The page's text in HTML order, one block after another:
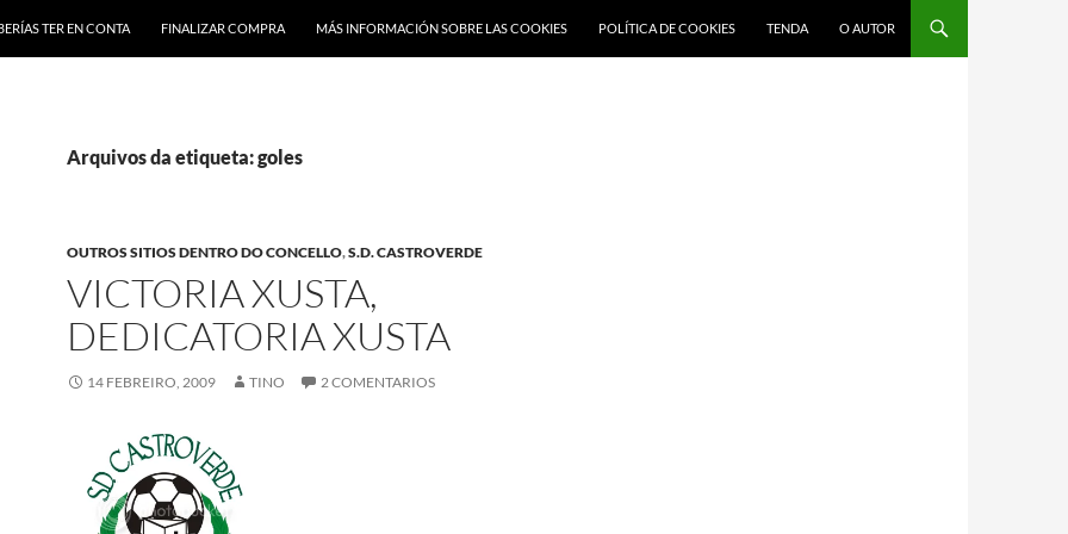
TER EN CONTA FINALIZAR COMPRA MÁS INFORMACIÓN SOBRE LAS COOKIES POLÍTICA DE COOKIES TENDA O AUTOR
Arquivos da etiqueta: goles
OUTROS SITIOS DENTRO DO CONCELLO,S.D. CASTROVERDE
VICTORIA XUSTA,
DEDICATORIA XUSTA
14 FEBREIRO, 2009 TINO 2 COMENTARIOS